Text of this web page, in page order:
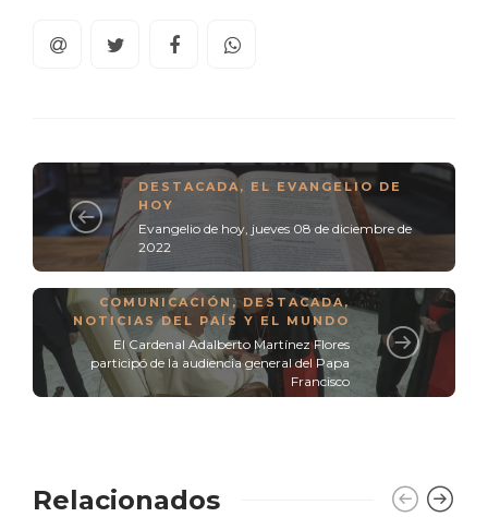
DESTACADA , EL EVANGELIO DE
HOY
Evangelio de hoy, jueves 08 de diciembre de
2022
COMUNICACIÓN , DESTACADA,
NOTICIAS DEL PAÍS Y EL MUNDO
El Cardenal Adalberto Martínez Flores
participó de la audiencia general del Papa
Francisco
Relacionados